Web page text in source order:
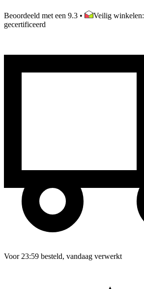
Beoordeeld met een 9.3 •
Veilig
gecertificeerd
Voor 23:59 besteld, vandaag verwerkt